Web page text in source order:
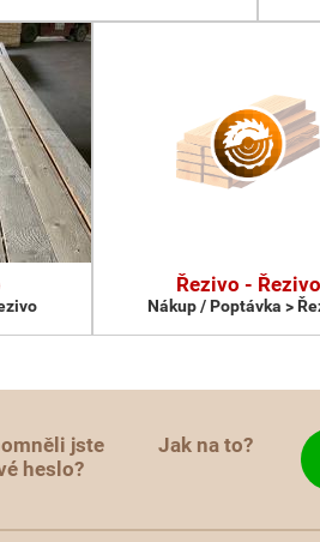
Řezivo - Řezivo
Nákup / Poptávka >
jste
heslo?
Jak na to?